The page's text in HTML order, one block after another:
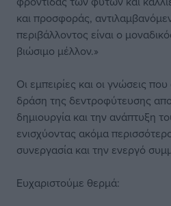
και προσφοράς,
περιβάλλοντος είναι ο
βιώσιμο μέλλον.»
Οι εμπειρίες και οι γνώσεις
δράση της δεντροφύτευσης
δημιουργία και την ανάπτυξη
ενισχύοντας ακόμα
συνεργασία και την ενεργό
Ευχαριστούμε θερμά: